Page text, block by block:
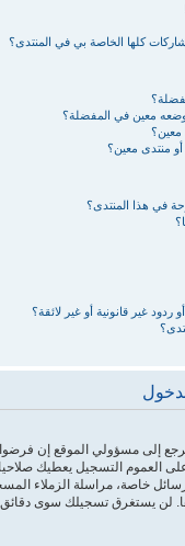
كلها الخاصة بي في المنتدى؟
معين في المفضلة؟
معين؟
منتدى معين؟
في هذا المنتدى؟
غير قانونية أو غير لائقة؟
إلى مسؤولي الموقع إن
العموم التسجيل يعطيك
خاصة، مراسلة الزملاء
لن يستغرق تسجيلك سوى